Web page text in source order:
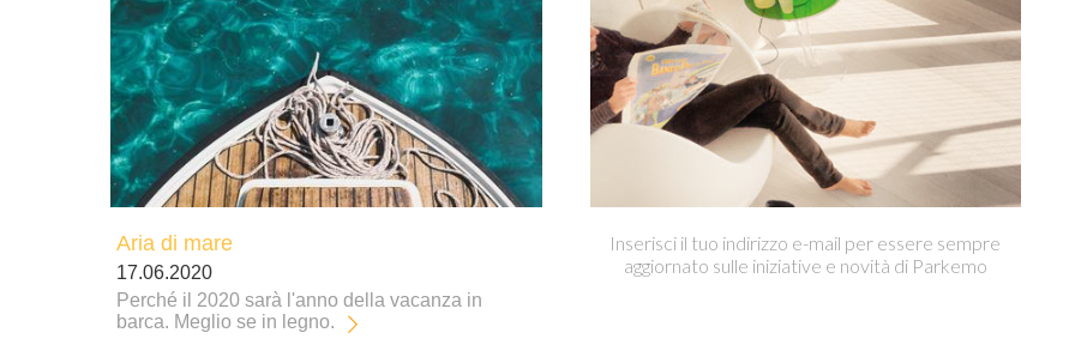
La riscoperta di casa
14.05.2020
L'emergenza Covid-19 ci ha fatto riscoprire
l'importanza dell'ambiente più amato da noi
Inserisci il tuo indirizzo e-mail per essere sempre
aggiornato sulle iniziative e novità di Parkemo